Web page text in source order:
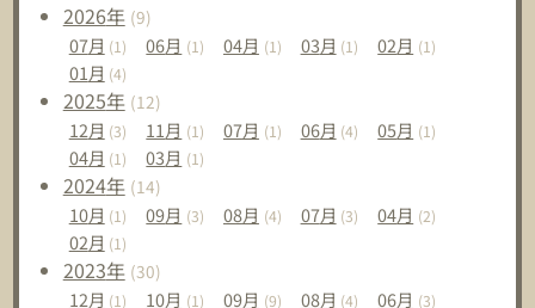
2026年 (9)
07月 (1) 06月 (1) 04月 (1) 03月 (1) 02月 (1)
01月 (4)
2025年 (12)
12月 (3) 11月 (1) 07月 (1) 06月 (4) 05月 (1)
04月 (1) 03月 (1)
2024年 (14)
10月 (1) 09月 (3) 08月 (4) 07月 (3) 04月 (2)
02月 (1)
2023年 (30)
12月 (1) 10月 (1) 09月 (9) 08月 (4) 06月 (3)